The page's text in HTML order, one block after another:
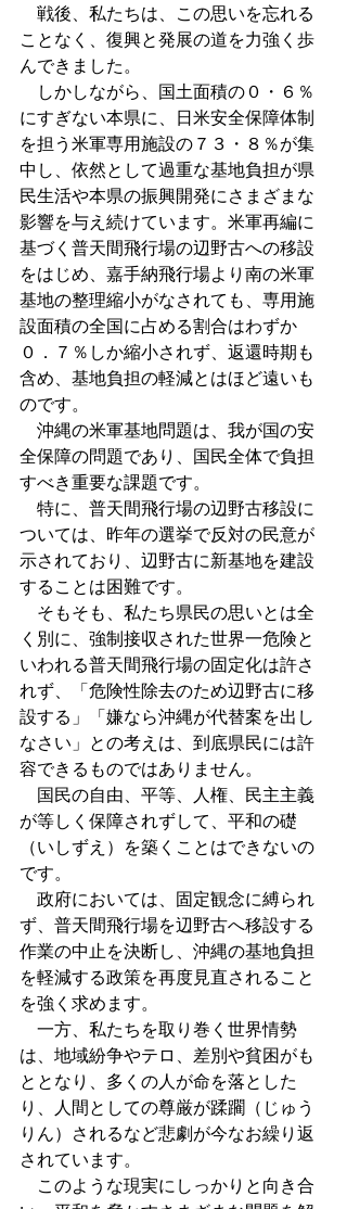
戦後、私たちは、この思いを忘れる
ことなく、復興と発展の道を力強く歩
んできました。
しかしながら、国土面積の０・６％
にすぎない本県に、日米安全保障体制
を担う米軍専用施設の７３・８％が集
中し、依然として過重な基地負担が県
民生活や本県の振興開発にさまざまな
影響を与え続けています。米軍再編に
基づく普天間飛行場の辺野古への移設
をはじめ、嘉手納飛行場より南の米軍
基地の整理縮小がなされても、専用施
設面積の全国に占める割合はわずか
０．７％しか縮小されず、返還時期も
含め、基地負担の軽減とはほど遠いも
のです。
沖縄の米軍基地問題は、我が国の安
全保障の問題であり、国民全体で負担
すべき重要な課題です。
特に、普天間飛行場の辺野古移設に
ついては、昨年の選挙で反対の民意が
示されており、辺野古に新基地を建設
することは困難です。
そもそも、私たち県民の思いとは全
く別に、強制接収された世界一危険と
いわれる普天間飛行場の固定化は許さ
れず、「危険性除去のため辺野古に移
設する」「嫌なら沖縄が代替案を出し
なさい」との考えは、到底県民には許
容できるものではありません。
国民の自由、平等、人権、民主主義
が等しく保障されずして、平和の礎
（いしずえ）を築くことはできないの
です。
政府においては、固定観念に縛られ
ず、普天間飛行場を辺野古へ移設する
作業の中止を決断し、沖縄の基地負担
を軽減する政策を再度見直されること
を強く求めます。
一方、私たちを取り巻く世界情勢
は、地域紛争やテロ、差別や貧困がも
ととなり、多くの人が命を落とした
り、人間としての尊厳が蹂躙（じゅう
りん）されるなど悲劇が今なお繰り返
されています。
このような現実にしっかりと向き合